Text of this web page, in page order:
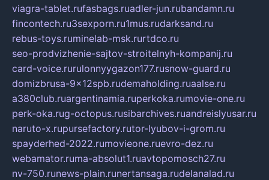
viagra-tablet.rufasbags.ruadler-jun.rubandamn.ru
fincontech.ru3sexporn.ru1mus.rudarksand.ru
rebus-toys.ruminelab-msk.rurtdco.ru
seo-prodvizhenie-sajtov-stroitelnyh-kompanij.ru
card-voice.rurulonnyygazon177.rusnow-guard.ru
domizbrusa-9x12spb.rudemaholding.ruaalse.ru
a380club.ruargentinamia.ruperkoka.rumovie-one.ru
perk-oka.rug-octopus.rusibarchives.ruandreislyusar.ru
naruto-x.rupursefactory.rutor-lyubov-i-grom.ru
spayderhed-2022.rumovieone.ruevro-dez.ru
webamator.ruma-absolut1.ruavtopomosch27.ru
nv-750.runews-plain.runertansaga.rudelanalad.ru